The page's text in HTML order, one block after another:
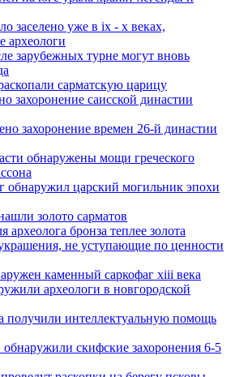
заселено уже в ix - x веках,
археологи
зарубежных турне могут вновь
сарматскую царицу
захоронение саисской династии
захоронение времен 26-й династии
обнаружены мощи греческого
обнаружил царский могильник эпохи
золото сарматов
бронза теплее золота
не уступающие по ценности
каменный саркофаг xiii века
археологи в новгородской
получили интеллектуальную помощь
обнаружили скифские захоронения 6-5